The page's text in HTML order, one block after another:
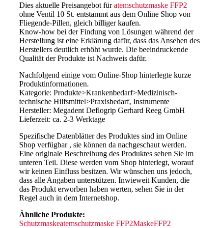
Dies aktuelle Preisangebot füratemschutzmaske FFP2
ohne Ventil 10 St. entstammt aus dem Online Shop von
Fliegende-Pillen, gleich billiger kaufen.
Know-how bei der Findung von Lösungen während der
Herstellung ist eine Erklärung dafür, dass das Ansehen des
Herstellers deutlich erhöht wurde. Die beeindruckende
Qualität der Produkte ist Nachweis dafür.
Nachfolgend einige vom Online-Shop hinterlegte kurze
Produktinformationen.
Kategorie: Produkte>Krankenbedarf>Medizinisch-
technische Hilfsmittel>Praxisbedarf, Instrumente
Hersteller: Megadent Deflogrip Gerhard Reeg GmbH
Lieferzeit: ca. 2-3 Werktage
Spezifische Datenblätter des Produktes sind im Online
Shop verfügbar , sie können da nachgeschaut werden.
Eine originale Beschreibung des Produktes sehen Sie im
unteren Teil. Diese werden vom Shop hinterlegt, worauf
wir keinen Einfluss besitzen. Wir wünschen uns jedoch,
dass alle Angaben unterstützen. Inwieweit Kunden, die
das Produkt erworben haben werten, sehen Sie in der
Regel auch in dem Internetshop.
Ähnliche Produkte:
Schutzmaskeatemschutzmaske FFP2MaskeFFP2